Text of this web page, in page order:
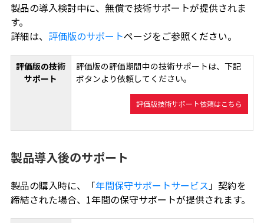
製品の導入検討中に、無償で技術サポートが提供されま
す。
詳細は、 評価版のサポートページをご参照ください。
評価版の技術
サポート
評価版の評価期間中の技術サポートは、下記
ボタンより依頼してください。
評価版技術サポート依頼はこちら
製品導入後のサポート
製品の購入時に、「年間保守サポートサービス」契約を
締結された場合、1年間の保守サポートが提供されます。